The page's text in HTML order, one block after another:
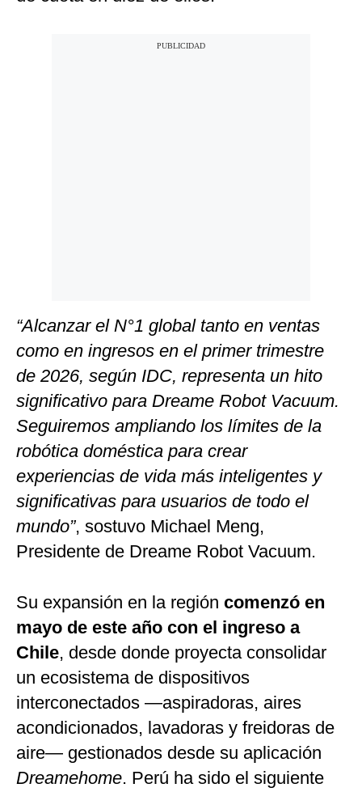
“Alcanzar el N°1 global tanto en ventas
como en ingresos en el primer trimestre
de 2026, según IDC, representa un hito
significativo para Dreame Robot Vacuum.
Seguiremos ampliando los límites de la
robótica doméstica para crear
experiencias de vida más inteligentes y
significativas para usuarios de todo el
mundo”, sostuvo Michael Meng,
Presidente de Dreame Robot Vacuum.
Su expansión en la región comenzó en
mayo de este año con el ingreso a
Chile, desde donde proyecta consolidar
un ecosistema de dispositivos
interconectados —aspiradoras, aires
acondicionados, lavadoras y freidoras de
aire— gestionados desde su aplicación
Dreamehome. Perú ha sido el siguiente